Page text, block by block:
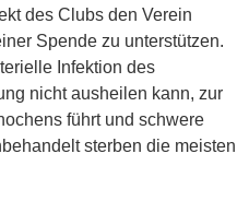
des Clubs den Verein
Spende zu unterstützen.
Infektion des
nicht ausheilen kann, zur
führt und schwere
sterben die meisten